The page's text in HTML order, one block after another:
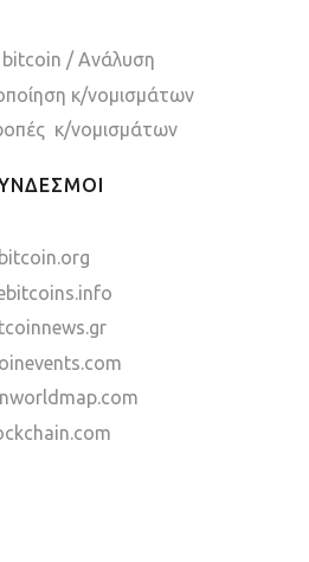
bitcoin / Ανάλυση
κ/νομισμάτων
κ/νομισμάτων
bitcoin.org